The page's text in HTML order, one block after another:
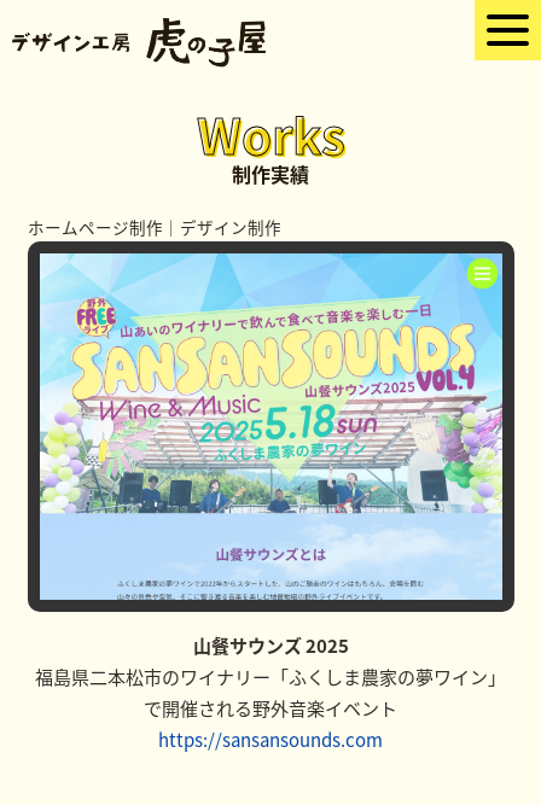
Works
制作実績
ホームページ制作 ｜ デザイン制作
山餐サウンズ 2025
福島県二本松市のワイナリー「ふくしま農家の夢ワイン」
で開催される野外音楽イベント
https://sansansounds.com